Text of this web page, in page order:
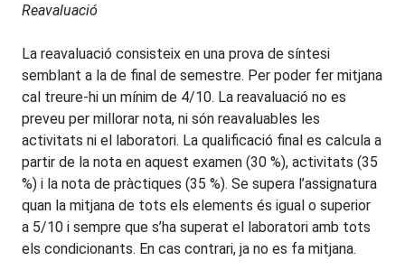
Reavaluació
La reavaluació consisteix en una prova de síntesi
semblant a la de final de semestre. Per poder fer mitjana
cal treure-hi un mínim de 4/10. La reavaluació no es
preveu per millorar nota, ni són reavaluables les
activitats ni el laboratori. La qualificació final es calcula a
partir de la nota en aquest examen (30 %), activitats (35
%) i la nota de pràctiques (35 %). Se supera l’assignatura
quan la mitjana de tots els elements és igual o superior
a 5/10 i sempre que s’ha superat el laboratori amb tots
els condicionants. En cas contrari, ja no es fa mitjana.